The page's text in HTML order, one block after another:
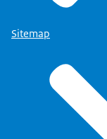
vrijer
vormen.
die zei van
algemene
Weliswaar
Sitemap